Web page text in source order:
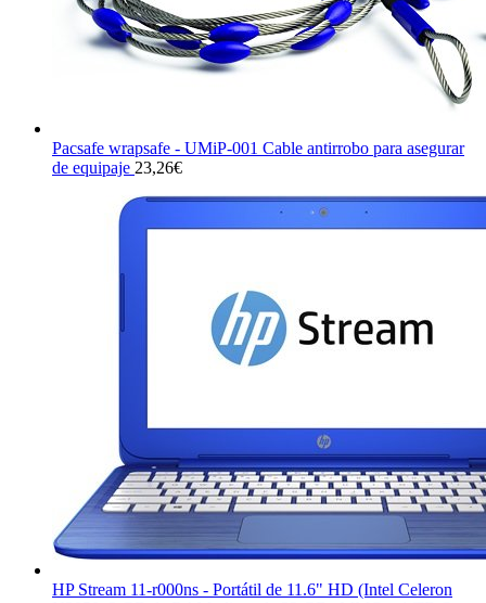
Pacsafe wrapsafe - UMiP-001 Cable antirrobo para asegurar
de equipaje 23,26€
HP Stream 11-r000ns - Portátil de 11.6" HD (Intel Celeron